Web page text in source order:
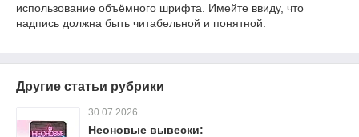
использование объёмного шрифта. Имейте ввиду, что
надпись должна быть читабельной и понятной.
Другие статьи рубрики
30.07.2026
Неоновые вывески: